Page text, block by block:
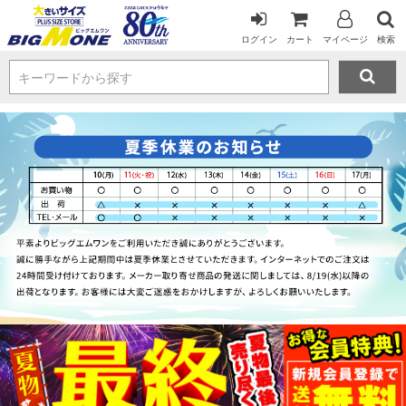
ログイン カート マイページ 検索
キーワードから探す